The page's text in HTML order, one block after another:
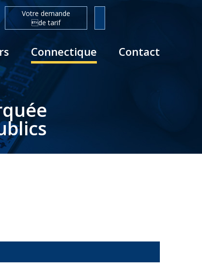
Votre demande
de tarif
Connectique Contact